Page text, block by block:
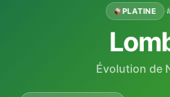
PLATINE ·
Évolution de